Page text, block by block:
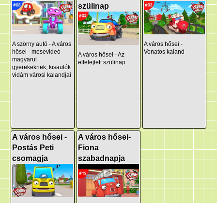
A szörny autó - A város
hősei - mesevideó
magyarul
gyerekeknek, kisautók
vidám városi kalandjai
szülinap
A város hősei - Az
elfelejtett szülinap
A város hősei -
Vonatos kaland
A város hősei -
Postás Peti
csomagja
A város hősei-
Fiona
szabadnapja